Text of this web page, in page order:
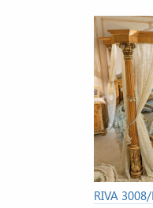
RIVA 3008/